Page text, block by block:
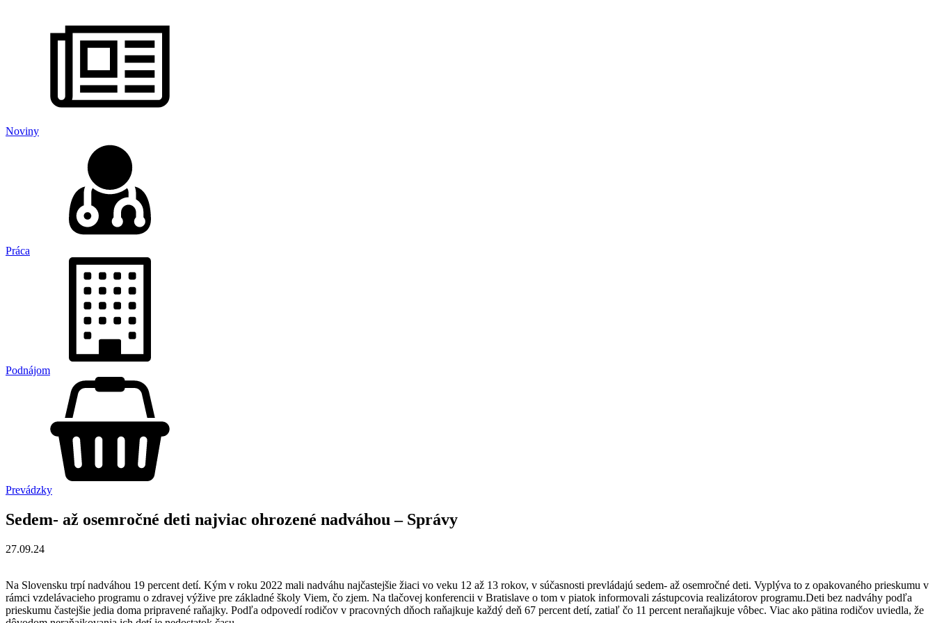
Noviny
Práca
Podnájom
Prevádzky
Sedem- až osemročné deti najviac ohrozené nadváhou – Správy
27.09.24
Na Slovensku trpí nadváhou 19 percent detí. Kým v roku 2022 mali nadváhu najčastejšie žiaci vo veku 12 až 13 rokov, v súčasnosti prevládajú sedem- až osemročné deti. Vyplýva to z opakovaného prieskumu v
rámci vzdelávacieho programu o zdravej výžive pre základné školy Viem, čo zjem. Na tlačovej konferencii v Bratislave o tom v piatok informovali zástupcovia realizátorov programu.Deti bez nadváhy podľa
prieskumu častejšie jedia doma pripravené raňajky. Podľa odpovedí rodičov v pracovných dňoch raňajkuje každý deň 67 percent detí, zatiaľ čo 11 percent neraňajkuje vôbec. Viac ako pätina rodičov uviedla, že